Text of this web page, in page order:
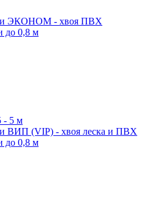
ЭКОНОМ - хвоя ПВХ
до 0,8 м
- 5 м
ВИП (VIP) - хвоя леска и ПВХ
до 0,8 м